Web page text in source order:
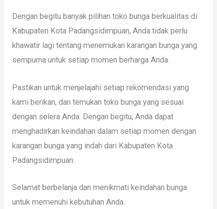
Dengan begitu banyak pilihan toko bunga berkualitas di
Kabupaten Kota Padangsidimpuan, Anda tidak perlu
khawatir lagi tentang menemukan karangan bunga yang
sempurna untuk setiap momen berharga Anda.
Pastikan untuk menjelajahi setiap rekomendasi yang
kami berikan, dan temukan toko bunga yang sesuai
dengan selera Anda. Dengan begitu, Anda dapat
menghadirkan keindahan dalam setiap momen dengan
karangan bunga yang indah dari Kabupaten Kota
Padangsidimpuan.
Selamat berbelanja dan menikmati keindahan bunga
untuk memenuhi kebutuhan Anda.